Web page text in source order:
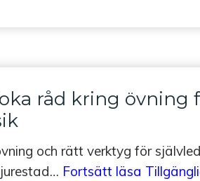
råd kring övning
och rätt verktyg för
Fortsätt läsa